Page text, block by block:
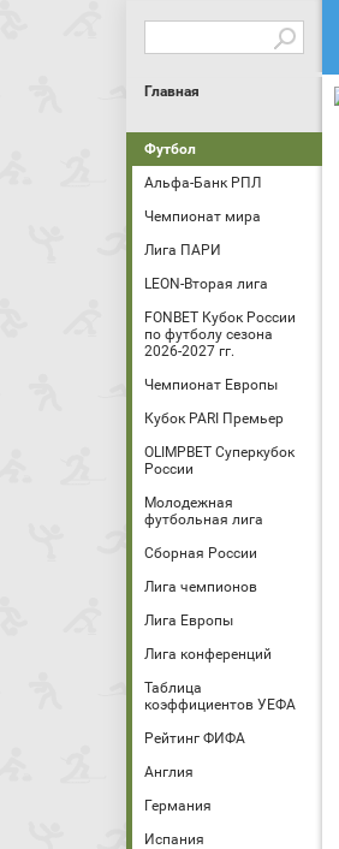
Главная
Футбол
Альфа-Банк РПЛ
Чемпионат мира
Лига ПАРИ
LEON-Вторая лига
FONBET Кубок России
по футболу сезона
2026-2027 гг.
Чемпионат Европы
Кубок PARI Премьер
OLIMPBET Суперкубок
России
Молодежная
футбольная лига
Сборная России
Лига чемпионов
Лига Европы
Лига конференций
Таблица
коэффициентов УЕФА
Рейтинг ФИФА
Англия
Германия
Испания